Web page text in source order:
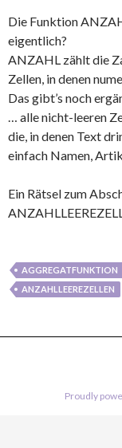
Die Funktion
eigentlich?
ANZAHL zählt die
Zellen, in denen
Das gibt’s noch
… alle nicht-leeren
die, in denen Text
einfach Namen,
Ein Rätsel zum
AGGREGATFUNKTION
ANZAHLLEEREZELLEN
Proudly